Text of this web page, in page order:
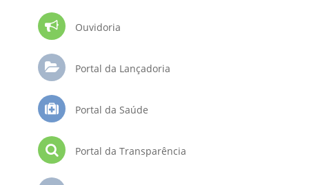
Ouvidoria
Portal da Lançadoria
Portal da Saúde
Portal da Transparência